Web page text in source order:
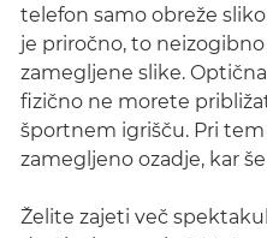
telefon samo obreže
je priročno, to
zamegljene slike.
fizično ne morete
športnem igrišču. Pri
zamegljeno ozadje, kar
Želite zajeti več